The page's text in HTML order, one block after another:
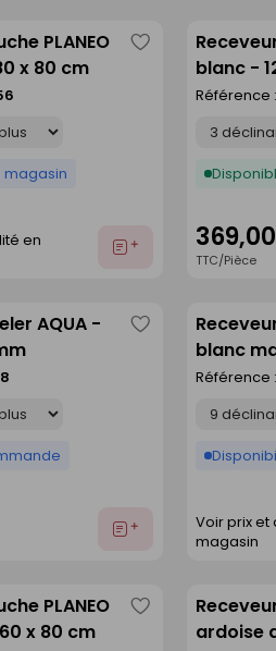
PLANEO
x 80 cm
magasin
en
Ajouter
Enregistrer
commeblanc -
Référence :
TTC/Pièce
AQUA -
Ajouter
Enregistrer
commeblanc
90 cm
Référence :
Voir prix et
magasin
PLANEO
x 80 cm
Enregistrer
commeardoise